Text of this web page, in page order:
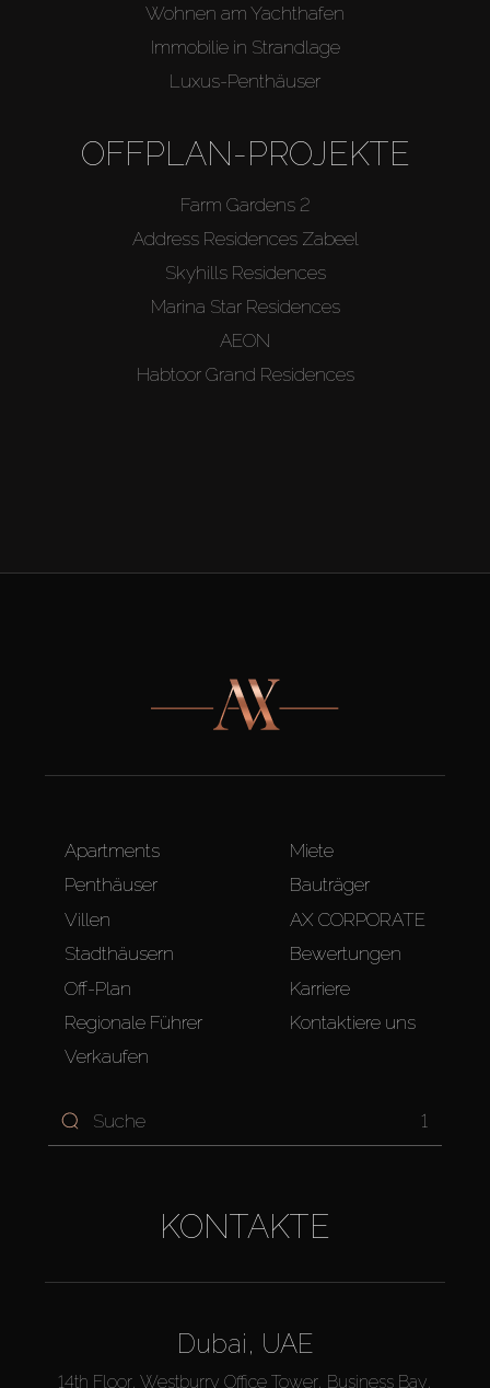
Wohnen am Yachthafen
Immobilie in Strandlage
Luxus-Penthäuser
OFFPLAN-PROJEKTE
Farm Gardens 2
Address Residences Zabeel
Skyhills Residences
Marina Star Residences
AEON
Habtoor Grand Residences
Apartments
Penthäuser
Villen
Stadthäusern
Off-Plan
Regionale Führer
Verkaufen
Miete
Bauträger
AX CORPORATE
Bewertungen
Karriere
Kontaktiere uns
1
KONTAKTE
Dubai, UAE
14th Floor, Westburry Office Tower, Business Bay,